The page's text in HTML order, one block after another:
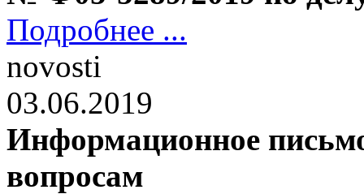
Подробнее ...
novosti
03.06.2019
Информационное
вопросам